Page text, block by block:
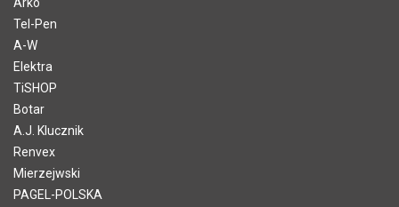
Tel-Pen
A-W
Elektra
TiSHOP
Botar
A.J. Klucznik
Renvex
Mierzejwski
PAGEL-POLSKA